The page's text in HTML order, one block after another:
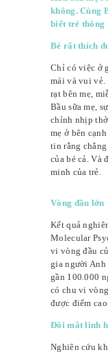
không. Cùng
biết trẻ thông
Bé rất thích
Chỉ có việc ở
mái và vui vẻ.
rạt bên mẹ,
Bầu sữa mẹ,
chỉnh nhịp
mẹ ở bên
tin rằng
của bé cả. Và
minh của trẻ.
Vòng đầu lớn
Kết quả
Molecular
vi vòng đầu
gia người Anh
gần 100.000
có chu vi
được điểm
Đôi mắt linh
Nghiên cứu